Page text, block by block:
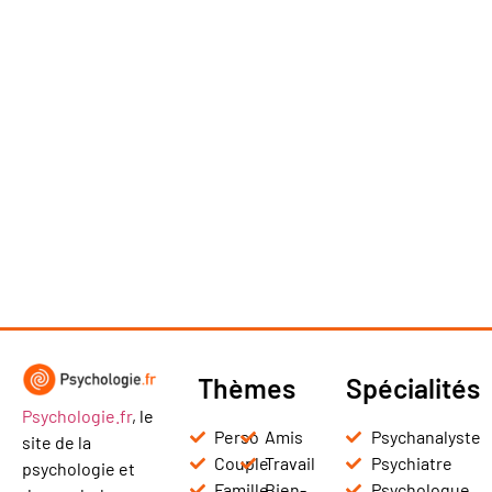
Psychologie.fr, le
site de la
psychologie et
Thèmes
Perso
Couple
Amis
Travail
Spécialités
Psychanalyste
Psychiatre